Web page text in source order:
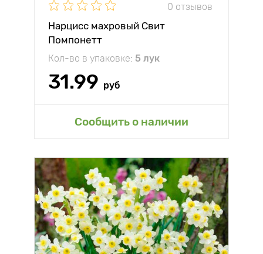
0 отзывов
Нарцисс махровый Свит
Помпонетт
Кол-во в упаковке: 5 лук
31.99 руб
Сообщить о наличии